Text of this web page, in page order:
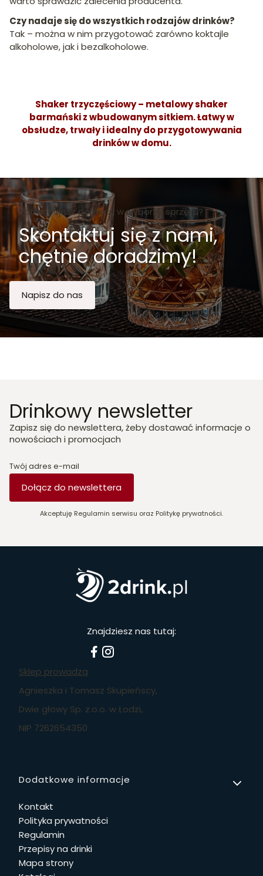
Czy nadaje się do wszystkich rodzajów drinków?
Tak – można w nim przygotować zarówno koktajle
alkoholowe, jak i bezalkoholowe.
Shaker trzyczęściowy – metalowy shaker
barmański z wbudowanym sitkiem. Łatwy w
obsłudze, trwały i idealny do przygotowywania
drinków w domu.
Potrzebujesz pomocy w wyborze sprzętu?
Skontaktuj się z nami,
chętnie doradzimy!
Napisz do nas
Drinkowy newsletter
Zapisz się do newslettera, żeby dostawać informacje o
nowościach i promocjach
Twój adres e-mail
Dołącz do newslettera
Akceptuję Regulamin serwisu oraz Politykę prywatności.
Znajdziesz nas tutaj:
Sklep prowadzą
Agnieszka i Tomasz Skupieńscy,
Dwie głowy Sp. z.o.o. w Łodzi,
NIP 7262654350
Linki w stopce
Dodatkowe informacje
Kontakt
Polityka prywatności
Regulamin
Przepisy na drinki
Mapa strony